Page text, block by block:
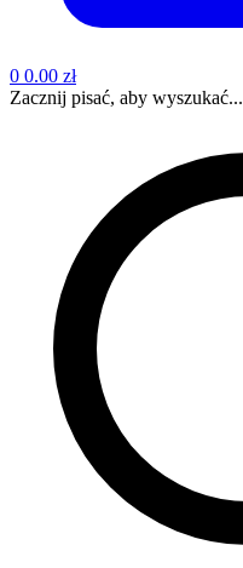
0 0.00 zł
Zacznij pisać, aby wyszukać...